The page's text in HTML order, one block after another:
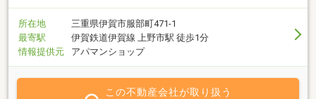
所在地
三重県伊賀市服部町471-1
最寄駅
伊賀鉄道伊賀線 上野市駅 徒歩1分
情報提供元
アパマンショップ
この不動産会社が取り扱う